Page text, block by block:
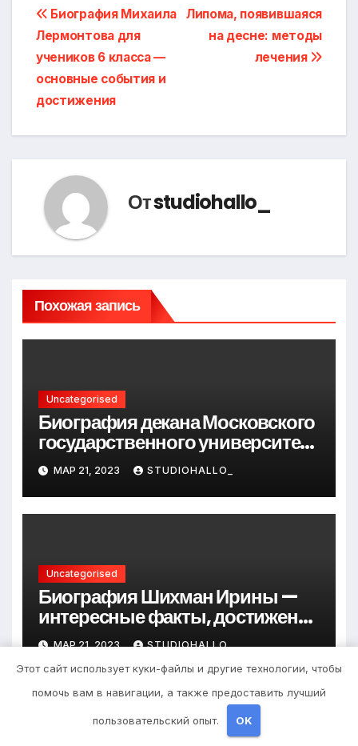
Навигация
по
записям
Липома, появившаяся
на десне: методы
лечения
Биография Михаила
Лермонтова для
учеников 6 класса —
основные события и
достижения
Отstudiohallo_
Похожая запись
Uncategorised
Биография декана Московского
государственного университета
Андрея Сидорова — от студента
до руководителя
МАР 21, 2023 STUDIOHALLO_
Uncategorised
Биография Шихман Ирины —
интересные факты, достижения
и путь к успеху
МАР 21, 2023 STUDIOHALLO_
Этот сайт использует куки-файлы и другие технологии, чтобы
помочь вам в навигации, а также предоставить лучший
пользовательский опыт. OK